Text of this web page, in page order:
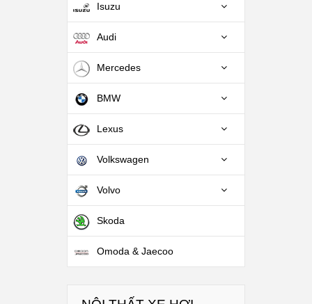
Isuzu
Audi
Mercedes
BMW
Lexus
Volkswagen
Volvo
Skoda
Omoda & Jaecoo